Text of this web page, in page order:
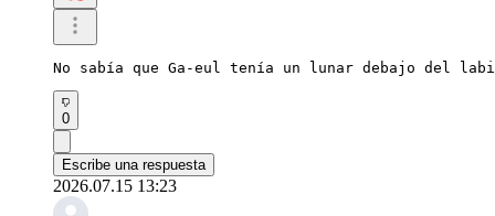
No sabía que Ga-eul tenía un lunar debajo del
0
Escribe una respuesta
2026.07.15 13:23